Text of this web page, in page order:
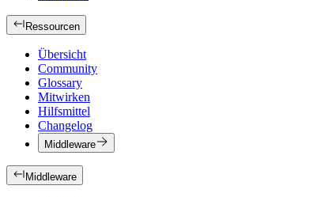
Ressourcen
Übersicht
Community
Glossary
Mitwirken
Hilfsmittel
Changelog
Middleware
Middleware